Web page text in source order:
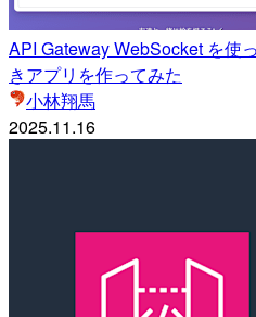
API Gateway WebSocket を使
きアプリを作ってみた
小林翔馬
2025.11.16